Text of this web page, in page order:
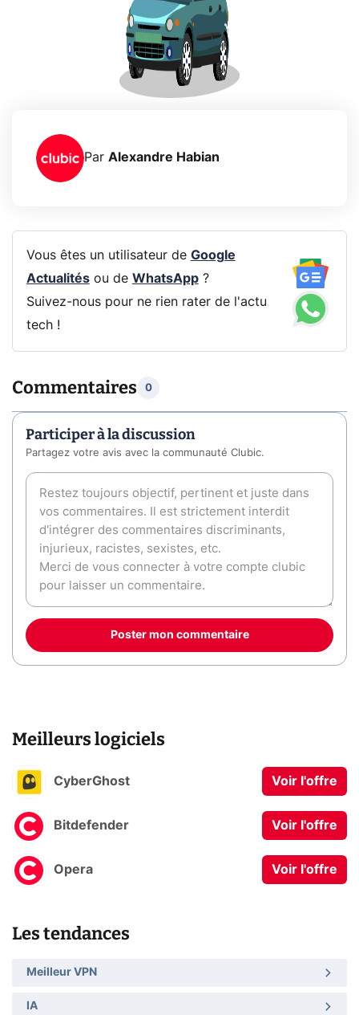
Par Alexandre Habian
Vous êtes un utilisateur de Google
Actualitésou de WhatsApp?
Suivez-nous pour ne rien rater de l'actu
tech !
Commentaires 0
Participer à la discussion
Partagez votre avis avec la communauté Clubic.
Poster mon commentaire
Meilleurs logiciels
CyberGhost Voir l'offre
Bitdefender Voir l'offre
Opera Voir l'offre
Les tendances
Meilleur VPN
IA